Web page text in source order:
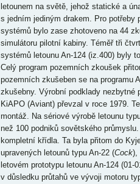
letounem na světě, jehož statické a
s jedním jediným drakem. Pro
systémů bylo zase zhotoveno na 44
simulátoru pilotní kabiny. Téměř tři
systémů letounu An-124 (iz.400) byly
Celý program pozemních zkoušek
pozemních zkušeben se na programu
zkušebny. Výrobní podklady nezbytné
KiAPO (Aviant) převzal v roce 1979.
montáž. Na sériové výrobě letounu
než 100 podniků sovětského
kompletní křídla. Ta byla přitom do
upravených letounů typu An-22 (Cock),
letovém prototypu letounu An-124 (01-
v důsledku průtahů ve vývoji motoru